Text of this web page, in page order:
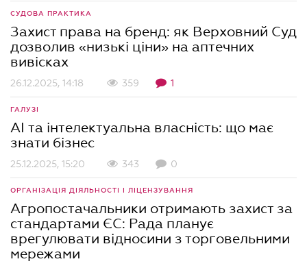
СУДОВА ПРАКТИКА
Захист права на бренд: як Верховний Суд
дозволив «низькі ціни» на аптечних
вивісках
26.12.2025, 14:18 359 1
ГАЛУЗІ
AI та інтелектуальна власність: що має
знати бізнес
25.12.2025, 15:20 343 0
ОРГАНІЗАЦІЯ ДІЯЛЬНОСТІ І ЛІЦЕНЗУВАННЯ
Агропостачальники отримають захист за
стандартами ЄС: Рада планує
врегулювати відносини з торговельними
мережами